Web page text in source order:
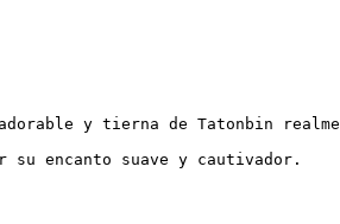
y tierna de Tatonbin
su encanto suave y cautivador.